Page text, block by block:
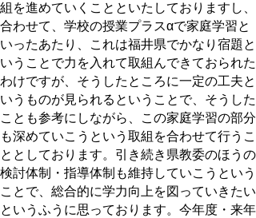
組を進めていくことといたしておりますし、
合わせて、学校の授業プラスαで家庭学習と
いったあたり、これは福井県でかなり宿題と
いうことで力を入れて取組んできておられた
わけですが、そうしたところに一定の工夫と
いうものが見られるということで、そうした
ことも参考にしながら、この家庭学習の部分
も深めていこうという取組を合わせて行うこ
ととしております。引き続き県教委のほうの
検討体制・指導体制も維持していこうという
ことで、総合的に学力向上を図っていきたい
というふうに思っております。今年度・来年